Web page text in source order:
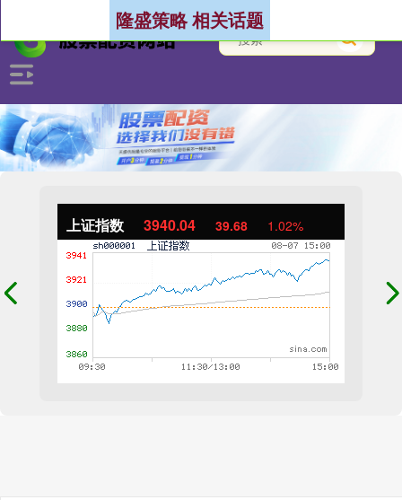
上证指数 3940.04 39.68 1.02%
隆盛策略 相关话题